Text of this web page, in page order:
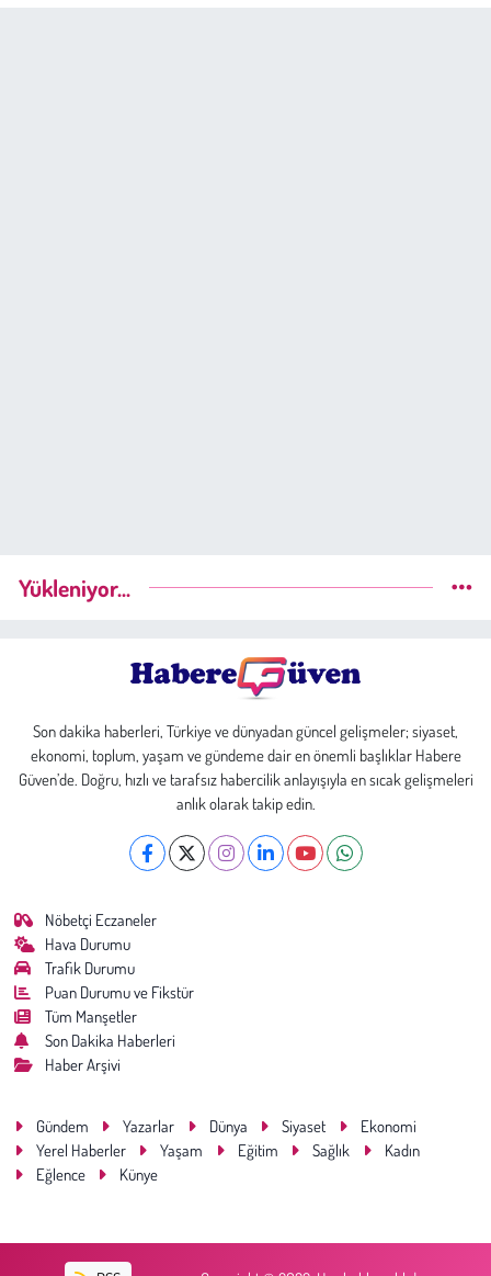
Yükleniyor...
Son dakika haberleri, Türkiye ve dünyadan güncel gelişmeler; siyaset,
ekonomi, toplum, yaşam ve gündeme dair en önemli başlıklar Habere
Güven’de. Doğru, hızlı ve tarafsız habercilik anlayışıyla en sıcak gelişmeleri
anlık olarak takip edin.
Nöbetçi Eczaneler
Hava Durumu
Trafik Durumu
Puan Durumu ve Fikstür
Tüm Manşetler
Son Dakika Haberleri
Haber Arşivi
Gündem Yazarlar Dünya Siyaset
Ekonomi
Yerel Haberler
Yaşam Eğitim Sağlık
Kadın
Eğlence
Künye